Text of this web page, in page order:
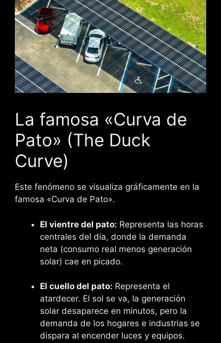
La famosa «Curva de
Pato» (The Duck
Curve)
Este fenómeno se visualiza gráficamente en la
famosa «Curva de Pato».
El vientre del pato: Representa las horas
centrales del día, donde la demanda
neta (consumo real menos generación
solar) cae en picado.
El cuello del pato: Representa el
atardecer. El sol se va, la generación
solar desaparece en minutos, pero la
demanda de los hogares e industrias se
dispara al encender luces y equipos.